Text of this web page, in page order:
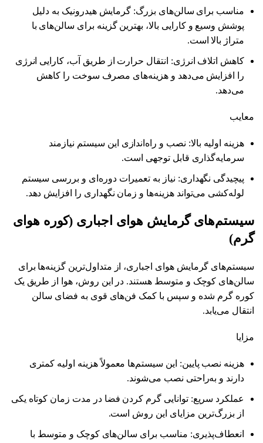
مناسب برای سالن‌های بزرگ: گرمایش هیدرونیک به دلیل
پوشش وسیع و کارایی بالا، بهترین گزینه برای سالن‌های با
متراژ بالا است.
کاهش اتلاف انرژی: انتقال حرارت از طریق آب، کارایی انرژی
را افزایش می‌دهد و هزینه‌های مصرف سوخت را کاهش
می‌دهد.
معایب
هزینه اولیه بالا: نصب و راه‌اندازی این سیستم نیازمند
سرمایه‌گذاری قابل توجهی است.
پیچیدگی نگهداری: نیاز به تعمیرات دوره‌ای و بررسی سیستم
لوله‌کشی می‌تواند هزینه‌ها و زمان نگهداری را افزایش دهد.
سیستم‏‌های گرمایش هوای اجباری (کوره هوای
گرم)
سیستم‌های گرمایش هوای اجباری، از متداول‌ترین گزینه‌ها برای
سالن‌های کوچک و متوسط هستند. در این روش، هوا از طریق یک
کوره گرم شده و سپس با کمک فن‌های قوی به فضای سالن
انتقال می‌یابد.
مزایا
هزینه نصب پایین: این سیستم‌ها معمولاً هزینه اولیه کمتری
دارند و به‌راحتی نصب می‌شوند.
عملکرد سریع: توانایی گرم کردن فضا در مدت زمان کوتاه یکی
از بزرگ‌ترین مزایای این روش است.
انعطاف‌پذیری: مناسب برای سالن‌های کوچک و متوسط با